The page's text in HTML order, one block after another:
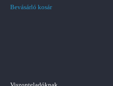
Bevásárló kosár